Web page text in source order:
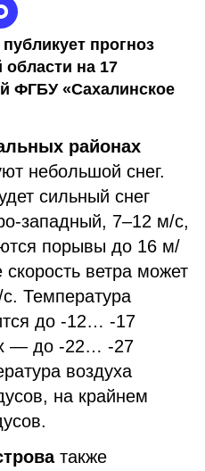
прогноз
на 17
ФГБУ «Сахалинское
районах
небольшой снег.
сильный снег
западный, 7–12 м/с,
порывы до 16 м/
ветра может
Температура
до -12… -17
— до -22… -27
воздуха
на крайнем
также